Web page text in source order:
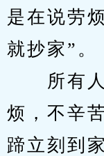
是在说劳
就抄家”。
所有人
烦，不辛
蹄立刻到